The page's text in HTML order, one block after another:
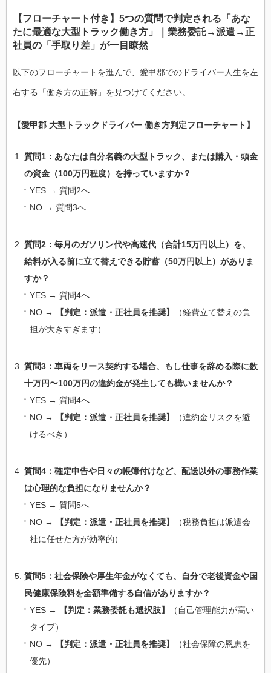
【フローチャート付き】5つの質問で判定される「あな
たに最適な大型トラック働き方」｜業務委託→派遣→正
社員の「手取り差」が一目瞭然
以下のフローチャートを進んで、愛甲郡でのドライバー人生を左
右する「働き方の正解」を見つけてください。
【愛甲郡 大型トラックドライバー 働き方判定フローチャート】
質問1：あなたは自分名義の大型トラック、または購入・頭金
の資金（100万円程度）を持っていますか？
YES → 質問2へ
NO → 質問3へ
質問2：毎月のガソリン代や高速代（合計15万円以上）を、
給料が入る前に立て替えできる貯蓄（50万円以上）がありま
すか？
YES → 質問4へ
NO →
【判定：派遣・正社員を推奨】
（経費立て替えの負
担が大きすぎます）
質問3：車両をリース契約する場合、もし仕事を辞める際に数
十万円〜100万円の違約金が発生しても構いませんか？
YES → 質問4へ
NO →
【判定：派遣・正社員を推奨】
（違約金リスクを避
けるべき）
質問4：確定申告や日々の帳簿付けなど、配送以外の事務作業
は心理的な負担になりませんか？
YES → 質問5へ
NO →
【判定：派遣・正社員を推奨】
（税務負担は派遣会
社に任せた方が効率的）
質問5：社会保険や厚生年金がなくても、自分で老後資金や国
民健康保険料を全額準備する自信がありますか？
YES →
【判定：業務委託も選択肢】
（自己管理能力が高い
タイプ）
NO →
【判定：派遣・正社員を推奨】
（社会保障の恩恵を
優先）